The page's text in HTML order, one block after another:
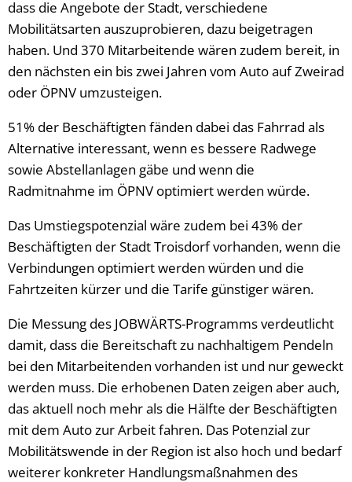
dass die Angebote der Stadt, verschiedene
Mobilitätsarten auszuprobieren, dazu beigetragen
haben. Und 370 Mitarbeitende wären zudem bereit, in
den nächsten ein bis zwei Jahren vom Auto auf Zweirad
oder ÖPNV umzusteigen.
51% der Beschäftigten fänden dabei das Fahrrad als
Alternative interessant, wenn es bessere Radwege
sowie Abstellanlagen gäbe und wenn die
Radmitnahme im ÖPNV optimiert werden würde.
Das Umstiegspotenzial wäre zudem bei 43% der
Beschäftigten der Stadt Troisdorf vorhanden, wenn die
Verbindungen optimiert werden würden und die
Fahrtzeiten kürzer und die Tarife günstiger wären.
Die Messung des JOBWÄRTS-Programms verdeutlicht
damit, dass die Bereitschaft zu nachhaltigem Pendeln
bei den Mitarbeitenden vorhanden ist und nur geweckt
werden muss. Die erhobenen Daten zeigen aber auch,
das aktuell noch mehr als die Hälfte der Beschäftigten
mit dem Auto zur Arbeit fahren. Das Potenzial zur
Mobilitätswende in der Region ist also hoch und bedarf
weiterer konkreter Handlungsmaßnahmen des